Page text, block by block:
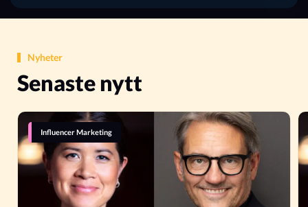
Nyheter
Senaste nytt
Influencer Marketing